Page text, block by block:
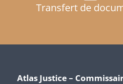
Transfert de
Atlas Justice –